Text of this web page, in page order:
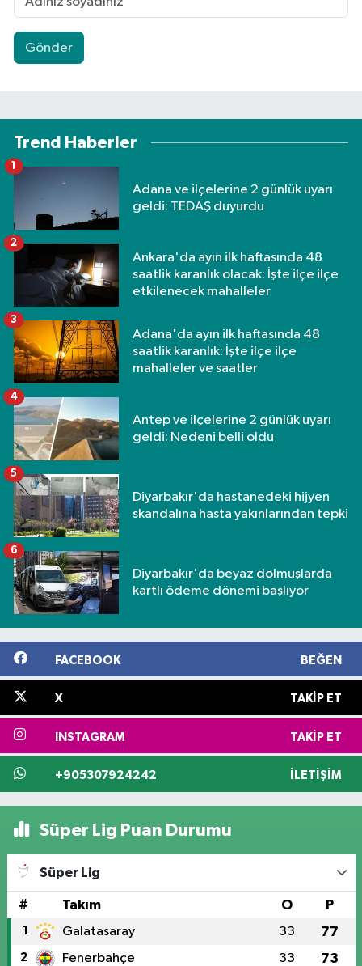
Gönder
Trend Haberler
Adana ve ilçelerine 2 günlük uyarı
geldi: TEDAŞ duyurdu
1
Ankara'da ayın ilk haftasında 48
saatlik karanlık olacak: İşte ilçe ilçe
etkilenecek mahalleler
2
Adana'da ayın ilk haftasında 48
saatlik karanlık: İşte ilçe ilçe
mahalleler ve saatler
3
Antep ve ilçelerine 2 günlük uyarı
geldi: Nedeni belli oldu
4
Diyarbakır'da hastanedeki hijyen
skandalına hasta yakınlarından tepki
5
Diyarbakır'da beyaz dolmuşlarda
kartlı ödeme dönemi başlıyor
6
FACEBOOK BEĞEN
X TAKIP ET
INSTAGRAM TAKIP ET
+905307924242 İLETIŞIM
Süper Lig Puan Durumu
Süper Lig
# Takım O P
1 Galatasaray 33 77
2 Fenerbahçe 33 73